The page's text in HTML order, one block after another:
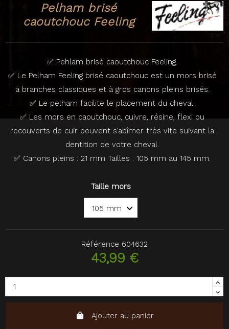
Pelham brisé
caoutchouc Feeling
✅ Pehlam brisé caoutchouc Feeling.
✅ Le Pelham Feeling brisé caoutchouc est un mors brisé
à branches classiques et à gros canons pleins brisés.
✅ Le pelham facilite le placement du cheval.
✅ Les mors en caoutchouc, cuivre, résine, flexi ou
recouverts de cuir peuvent s’abîmer très vite suivant la
dentition de votre cheval.
✅ Canons pleins : 21 mm Tailles : 105 mm au 145 mm.
Taille mors
Référence 604632
43,99 €
Ajouter au panier